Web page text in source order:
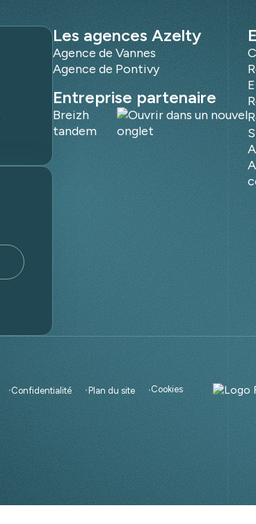
Les agences Azelty
Agence de Vannes
Agence de Pontivy
Entreprise partenaire
Breizh
tandem
Confidentialité Plan du site Cookies